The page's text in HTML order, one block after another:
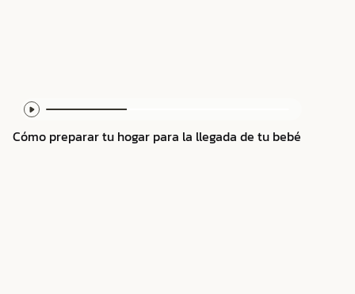
Cómo preparar tu hogar para la llegada de tu bebé